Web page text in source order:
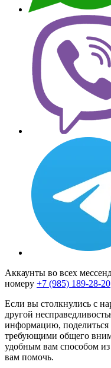
Аккаунты во всех
номеру +7 (985) 189-28-20
Если вы столкнулись с
другой
информацию,
требующими общего
удобным вам способом
вам помочь.